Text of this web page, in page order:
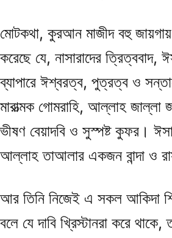
মোটকথা, কুরআন মাজীদ বহু জায়গায়
করেছে যে, নাসারাদের ত্রিত্ববাদ,
ব্যাপারে ঈশ্বরত্ব, পুত্রত্ব ও
মারাত্মক গোমরাহি, আল্লাহ জাল্লা
ভীষণ বেয়াদবি ও সুস্পষ্ট কুফর।
আল্লাহ তাআলার একজন বান্দা ও
আর তিনি নিজেই এ সকল আকিদা
বলে যে দাবি খ্রিস্টানরা করে